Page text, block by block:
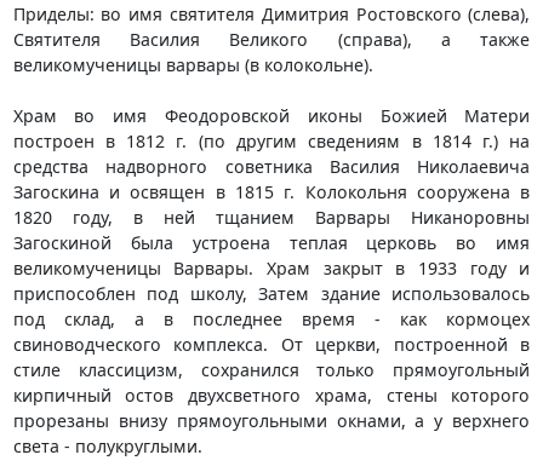
Приделы: во имя святителя Димитрия Ростовского (слева),
Святителя Василия Великого (справа), а также
великомученицы варвары (в колокольне).
Храм во имя Феодоровской иконы Божией Матери
построен в 1812 г. (по другим сведениям в 1814 г.) на
средства надворного советника Василия Николаевича
Загоскина и освящен в 1815 г. Колокольня сооружена в
1820 году, в ней тщанием Варвары Никаноровны
Загоскиной была устроена теплая церковь во имя
великомученицы Варвары. Храм закрыт в 1933 году и
приспособлен под школу, Затем здание использовалось
под склад, а в последнее время - как кормоцех
свиноводческого комплекса. От церкви, построенной в
стиле классицизм, сохранился только прямоугольный
кирпичный остов двухсветного храма, стены которого
прорезаны внизу прямоугольными окнами, а у верхнего
света - полукруглыми.